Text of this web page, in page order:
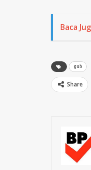
Baca
gub
Share